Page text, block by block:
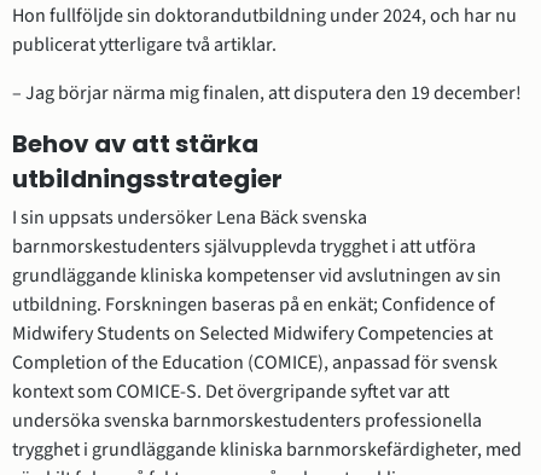
Hon fullföljde sin doktorandutbildning under 2024, och har nu
publicerat ytterligare två artiklar.
– Jag börjar närma mig finalen, att disputera den 19 december!
Behov av att stärka
utbildningsstrategier
I sin uppsats undersöker Lena Bäck svenska
barnmorskestudenters självupplevda trygghet i att utföra
grundläggande kliniska kompetenser vid avslutningen av sin
utbildning. Forskningen baseras på en enkät; Confidence of
Midwifery Students on Selected Midwifery Competencies at
Completion of the Education (COMICE), anpassad för svensk
kontext som COMICE-S. Det övergripande syftet var att
undersöka svenska barnmorskestudenters professionella
trygghet i grundläggande kliniska barnmorskefärdigheter, med